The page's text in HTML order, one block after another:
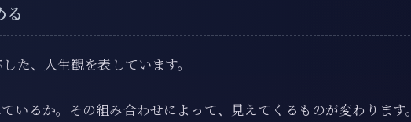
る
た、人生観を表しています。
いるか。その組み合わせによって、見えてくるものが変わります。